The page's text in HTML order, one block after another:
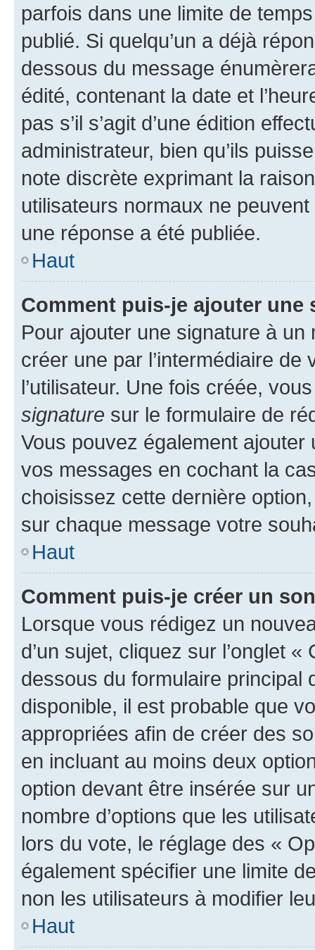
parfois dans une limite de
publié. Si quelqu’un a déjà
dessous du message
édité, contenant la date et
pas s’il s’agit d’une édition
administrateur, bien qu’ils
note discrète exprimant la
utilisateurs normaux ne
une réponse a été publiée.
Haut
Comment puis-je ajouter une
Pour ajouter une signature à un
créer une par l’intermédiaire
l’utilisateur. Une fois créée,
signature sur le formulaire de
Vous pouvez également
vos messages en cochant la
choisissez cette dernière
sur chaque message votre
Haut
Comment puis-je créer un
Lorsque vous rédigez un
d’un sujet, cliquez sur l’onglet
dessous du formulaire principal
disponible, il est probable que
appropriées afin de créer des
en incluant au moins deux
option devant être insérée sur
nombre d’options que les
lors du vote, le réglage des «
également spécifier une limite
non les utilisateurs à modifier
Haut